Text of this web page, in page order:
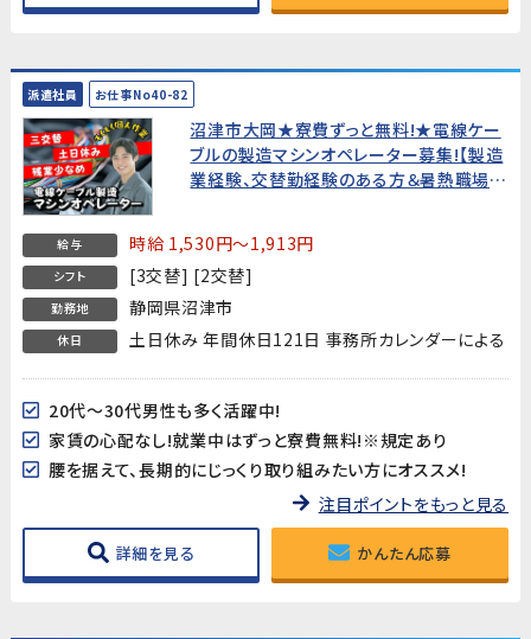
派遣社員 お仕事No40-82
沼津市大岡★寮費ずっと無料!★電線ケー
ブルの製造マシンオペレーター募集!【製造
業経験、交替勤経験のある方＆暑熱職場
給与 時給 1,530円～1,913円
シフト [3交替] [2交替]
勤務地 静岡県沼津市
休日 土日休み 年間休日121日 事務所カレンダーによる
20代～30代男性も多く活躍中!
家賃の心配なし!就業中はずっと寮費無料!※規定あり
腰を据えて、長期的にじっくり取り組みたい方にオススメ!
注目ポイントをもっと見る
詳細を見る かんたん応募